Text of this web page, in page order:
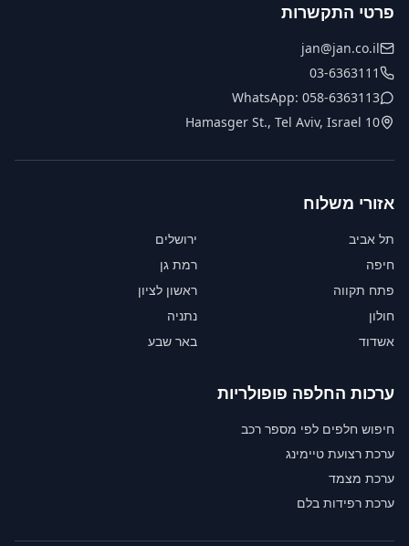
פרטי התקשרות
jan@jan.co.il
03-6363111
WhatsApp: 058-6363113
10 Hamasger St., Tel Aviv, Israel
אזורי משלוח
תל אביב
ירושלים
חיפה
רמת גן
פתח תקווה
ראשון לציון
חולון
נתניה
אשדוד
באר שבע
ערכות החלפה פופולריות
חיפוש חלפים לפי מספר רכב
ערכת רצועת טיימינג
ערכת מצמד
ערכת רפידות בלם